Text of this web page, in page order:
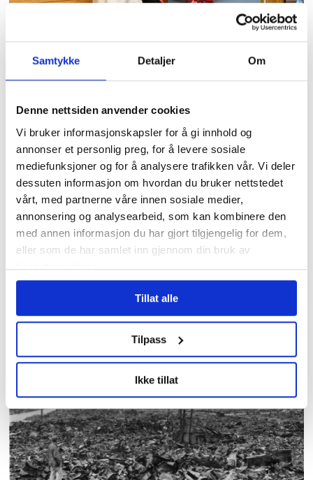
Samtykke Detaljer Om
Denne nettsiden anvender cookies
Vi bruker informasjonskapsler for å gi innhold og
annonser et personlig preg, for å levere sosiale
mediefunksjoner og for å analysere trafikken vår. Vi deler
dessuten informasjon om hvordan du bruker nettstedet
vårt, med partnerne våre innen sosiale medier,
annonsering og analysearbeid, som kan kombinere den
med annen informasjon du har gjort tilgjengelig for dem,
eller som de har samlet inn gjennom din bruk av
tjenestene deres.
Tillat alle
Tilpass
Ikke tillat
Tidligere forbundsleder
hedret av AUF med eget
Utøya-rom
Over 1200 voldshendelser
på jobb varslet til
Arbeidstilsynet